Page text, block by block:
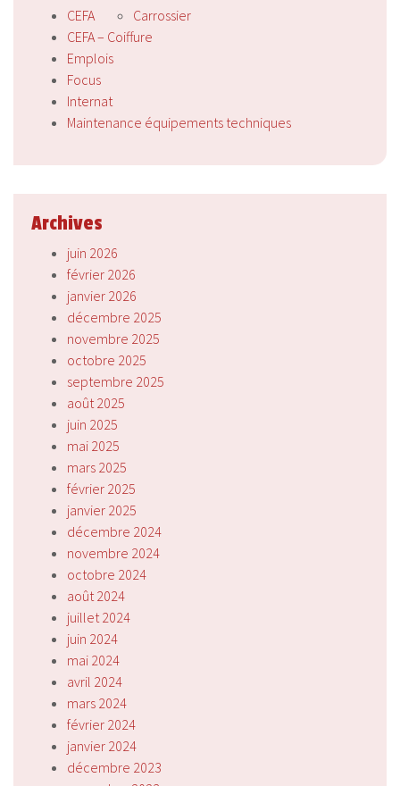
CEFA
Carrossier
CEFA – Coiffure
Emplois
Focus
Internat
Maintenance équipements techniques
Archives
juin 2026
février 2026
janvier 2026
décembre 2025
novembre 2025
octobre 2025
septembre 2025
août 2025
juin 2025
mai 2025
mars 2025
février 2025
janvier 2025
décembre 2024
novembre 2024
octobre 2024
août 2024
juillet 2024
juin 2024
mai 2024
avril 2024
mars 2024
février 2024
janvier 2024
décembre 2023